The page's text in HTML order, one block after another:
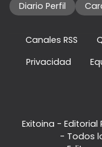
Diario Perfil
Canales RSS
Privacidad
Exitoina - Editorial
- Todos